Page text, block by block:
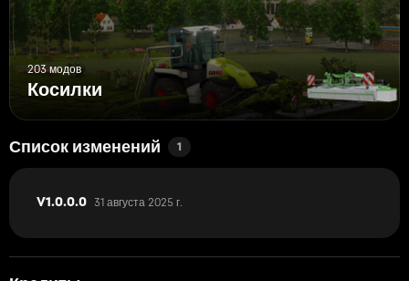
203 модов
Косилки
Список изменений 1
V1.0.0.0 31 августа 2025 г.